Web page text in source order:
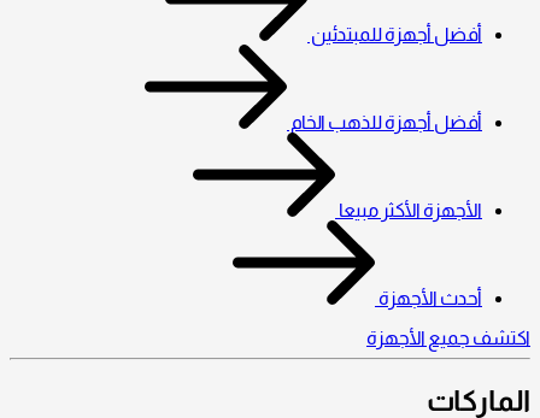
أفضل أجهزة للمبتدئين
أفضل أجهزة للذهب الخام
الأجهزة الأكثر مبيعا
أحدث الأجهزة
اكتشف جميع الأجهزة
الماركات